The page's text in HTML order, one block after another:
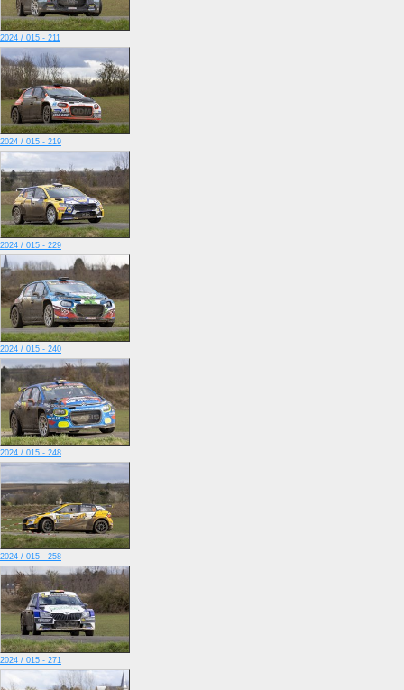
2024 / 015 - 211
2024 / 015 - 219
2024 / 015 - 229
2024 / 015 - 240
2024 / 015 - 248
2024 / 015 - 258
2024 / 015 - 271